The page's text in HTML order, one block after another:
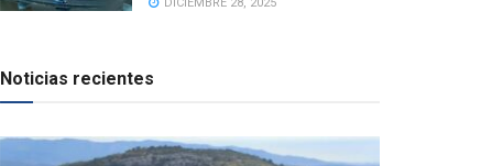
Noticias recientes